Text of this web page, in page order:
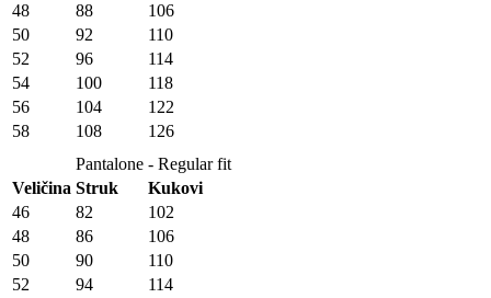
48
88
106
50
92
110
52
96
114
54
100
118
56
104
122
58
108
126
Pantalone - Regular fit
Veličina Struk
Kukovi
46
82
102
48
86
106
50
90
110
52
94
114